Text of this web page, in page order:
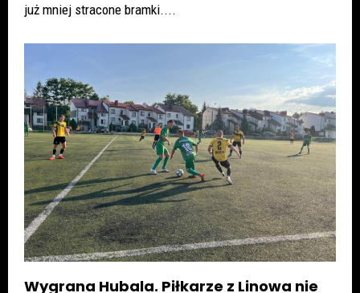
już mniej stracone bramki....
Wygrana Hubala. Piłkarze z Linowa nie